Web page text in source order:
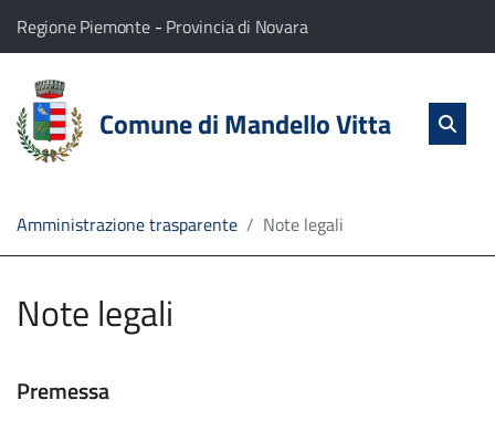
Home
Servizi
L'Amministrazione
Linea
diretta
Il comune di Mandello Vitta appartiene a:
Regione Piemonte (Apre il link in una nuova scheda)
- Provincia di Novara(Apre il link in una nuova
Comune di Mandello Vitta salta
Amministrazione trasparente Note legali
Note legali
Premessa